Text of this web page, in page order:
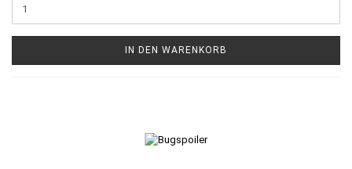
IN DEN WARENKORB